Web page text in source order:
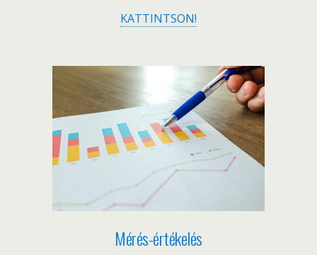
KATTINTSON!
Mérés-értékelés